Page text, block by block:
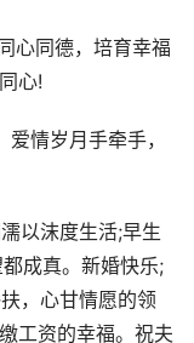
心同德，培育幸福
心!
情岁月手牵手，
以沫度生活;早生
成真。新婚快乐;
，心甘情愿的领
工资的幸福。祝夫